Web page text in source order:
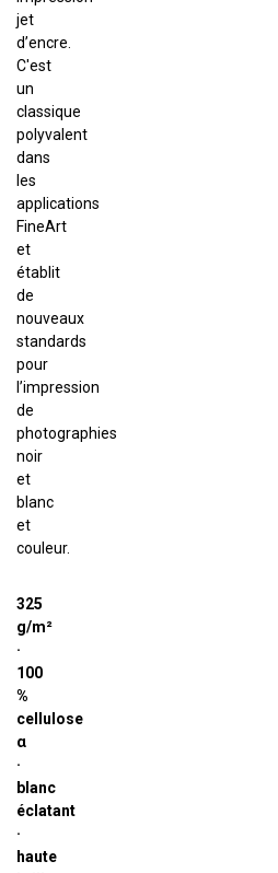
jet
d’encre.
C'est
un
classique
polyvalent
dans
les
applications
FineArt
et
établit
de
nouveaux
standards
pour
l’impression
de
photographies
noir
et
blanc
et
couleur.
325
g/m²
·
100
%
cellulose
α
·
blanc
éclatant
·
haute